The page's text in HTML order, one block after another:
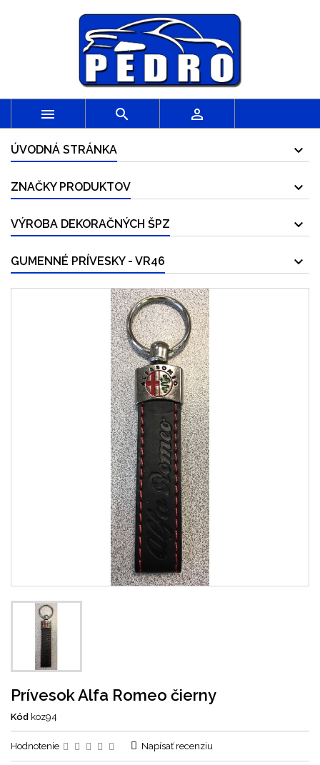
  
ÚVODNÁ STRÁNKA
ZNAČKY PRODUKTOV
VÝROBA DEKORAČNÝCH ŠPZ
GUMENNÉ PRÍVESKY - VR46
Prívesok Alfa Romeo čierny
Kód koz94
Hodnotenie Napísať recenziu